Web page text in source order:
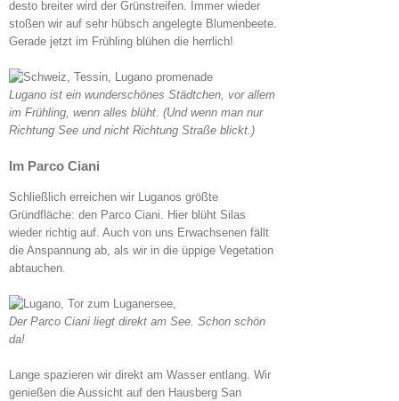
desto breiter wird der Grünstreifen. Immer wieder
stoßen wir auf sehr hübsch angelegte Blumenbeete.
Gerade jetzt im Frühling blühen die herrlich!
Lugano ist ein wunderschönes Städtchen, vor allem
im Frühling, wenn alles blüht. (Und wenn man nur
Richtung See und nicht Richtung Straße blickt.)
Im Parco Ciani
Schließlich erreichen wir Luganos größte
Gründfläche: den Parco Ciani. Hier blüht Silas
wieder richtig auf. Auch von uns Erwachsenen fällt
die Anspannung ab, als wir in die üppige Vegetation
abtauchen.
Der Parco Ciani liegt direkt am See. Schon schön
da!
Lange spazieren wir direkt am Wasser entlang. Wir
genießen die Aussicht auf den Hausberg San